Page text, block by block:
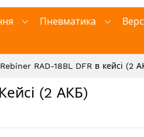
Пневматика
RAD-18BL DFR в кейсі (2
(2 АКБ)